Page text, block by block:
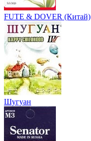
FUTE & DOVER (Китай)
Шугуан